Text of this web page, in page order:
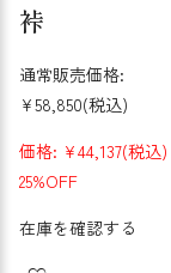
裃
通常販売価格:
¥58,850(税込)
価格: ¥44,137(税込)
25%OFF
在庫を確認する